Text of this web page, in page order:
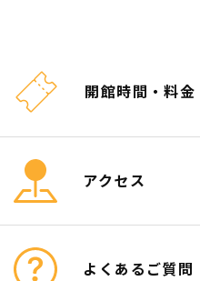
開館時間・料金
アクセス
よくあるご質問